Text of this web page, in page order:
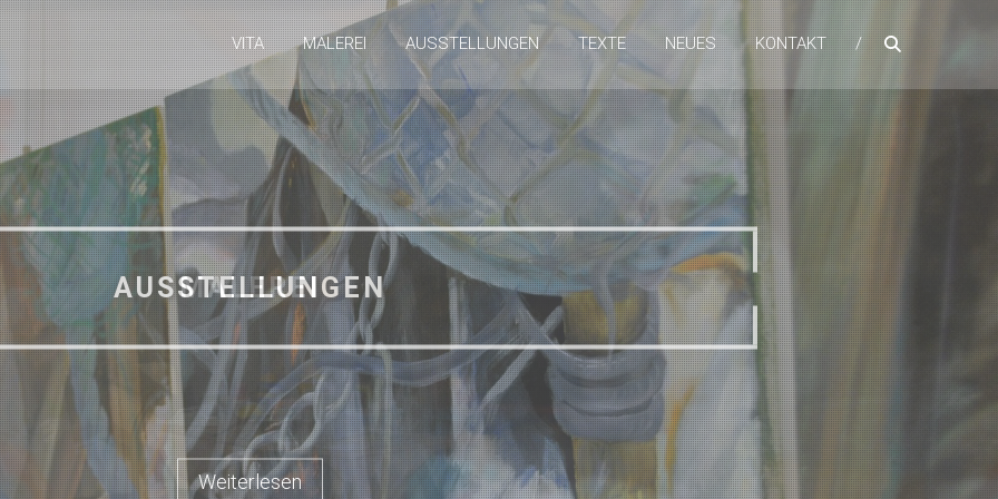
VITA MALEREI AUSSTELLUNGEN TEXTE NEUES KONTAKT
AUSSTELLUNGEN
Weiterlesen